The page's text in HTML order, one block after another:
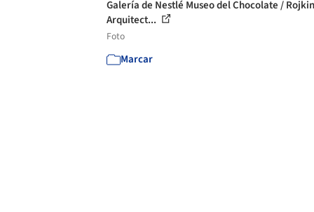
Galería de Nestlé Museo del Chocolate /
Arquitect...
Foto
Marcar